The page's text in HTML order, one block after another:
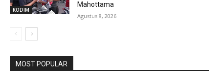
KODIM
Mahottama
Agustus 8, 2026
MOST POPULAR